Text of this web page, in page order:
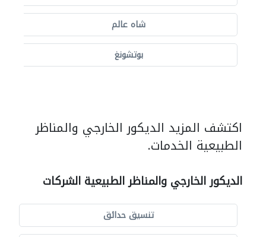
شاه عالم
بوتشونغ
اكتشف المزيد الديكور الخارجي والمناظر
الطبيعية الخدمات.
الديكور الخارجي والمناظر الطبيعية الشركات
تنسيق حدائق